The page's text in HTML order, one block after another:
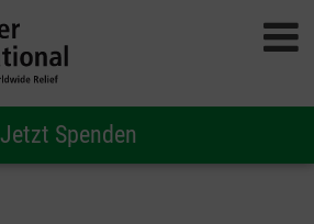
Jetzt Spenden